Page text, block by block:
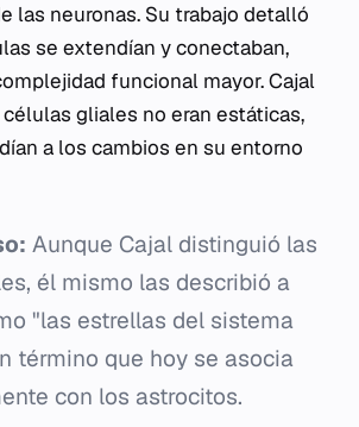
las neuronas. Su trabajo detalló
se extendían y conectaban,
funcional mayor. Cajal
gliales no eran estáticas,
a los cambios en su entorno
Aunque Cajal distinguió las
él mismo las describió a
"las estrellas del sistema
término que hoy se asocia
con los astrocitos.